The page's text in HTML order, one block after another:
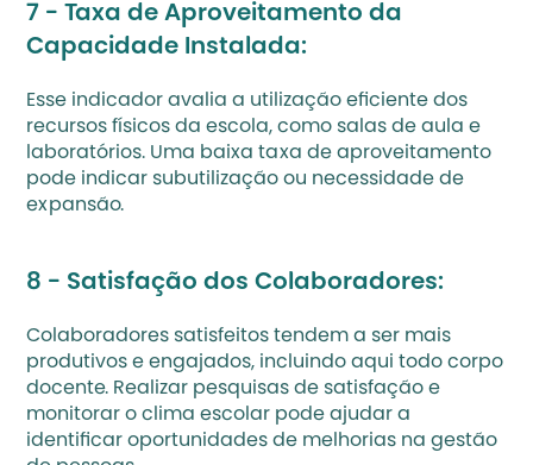
7 - Taxa de Aproveitamento da
Capacidade Instalada:
Esse indicador avalia a utilização eficiente dos
recursos físicos da escola, como salas de aula e
laboratórios. Uma baixa taxa de aproveitamento
pode indicar subutilização ou necessidade de
expansão.
8 - Satisfação dos Colaboradores:
Colaboradores satisfeitos tendem a ser mais
produtivos e engajados, incluindo aqui todo corpo
docente. Realizar pesquisas de satisfação e
monitorar o clima escolar pode ajudar a
identificar oportunidades de melhorias na gestão